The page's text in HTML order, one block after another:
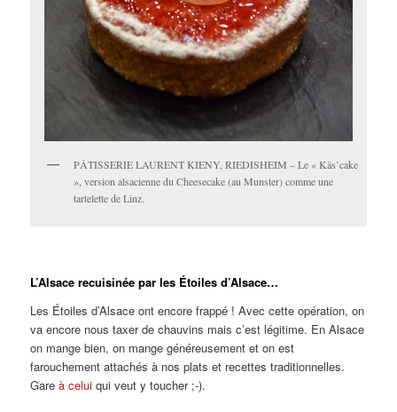
PÂTISSERIE LAURENT KIENY, RIEDISHEIM – Le « Käs’cake
», version alsacienne du Cheesecake (au Munster) comme une
tartelette de Linz.
L’Alsace recuisinée par les Étoiles d’Alsace…
Les Étoiles d’Alsace ont encore frappé ! Avec cette opération, on
va encore nous taxer de chauvins mais c’est légitime. En Alsace
on mange bien, on mange généreusement et on est
farouchement attachés à nos plats et recettes traditionnelles.
Gareà celuiqui veut y toucher ;-).